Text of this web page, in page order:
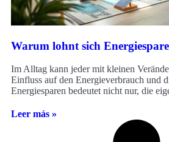
Warum lohnt sich
Im Alltag kann jeder mit kleinen
Einfluss auf den Energieverbrauch und
Energiesparen bedeutet nicht nur, die
Leer más »